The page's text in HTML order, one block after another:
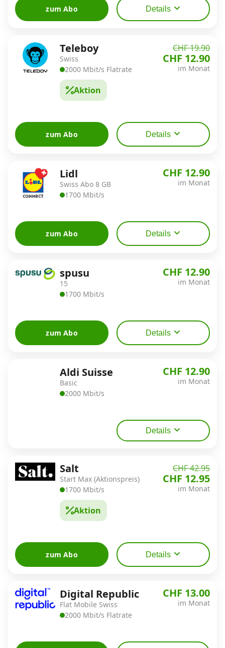
zum Abo Details
Teleboy
Swiss
2000 Mbit/s Flatrate
Aktion
CHF 19.90
CHF 12.90
im Monat
zum Abo Details
Lidl
Swiss Abo 8 GB
1700 Mbit/s
CHF 12.90
im Monat
zum Abo Details
spusu
15
1700 Mbit/s
CHF 12.90
im Monat
zum Abo Details
Aldi Suisse
Basic
2000 Mbit/s
CHF 12.90
im Monat
Details
Salt
Start Max (Aktionspreis)
1700 Mbit/s
Aktion
CHF 42.95
CHF 12.95
im Monat
zum Abo Details
Digital Republic
Flat Mobile Swiss
2000 Mbit/s Flatrate
CHF 13.00
im Monat